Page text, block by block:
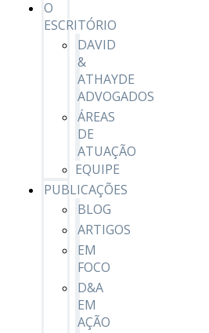
O
ESCRITÓRIO
DAVID
&
ATHAYDE
ADVOGADOS
ÁREAS
DE
ATUAÇÃO
EQUIPE
PUBLICAÇÕES
BLOG
ARTIGOS
EM
FOCO
D&A
EM
AÇÃO